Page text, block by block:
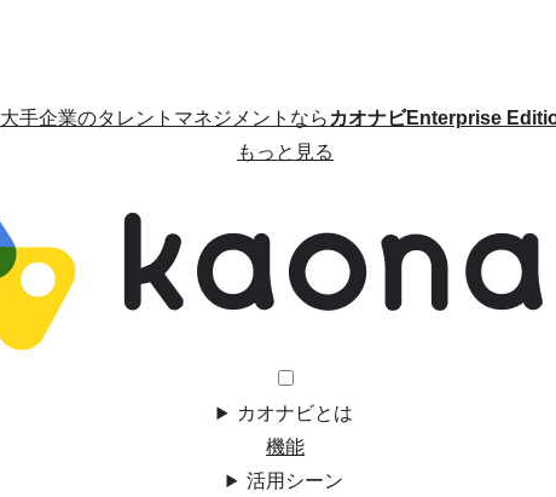
大手企業のタレントマネジメントならカオナビEnterprise
もっと見る
カオナビとは
機能
活用シーン